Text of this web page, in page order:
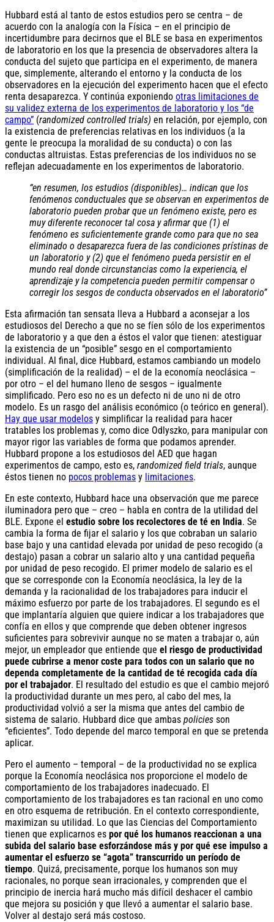
Hubbard está al tanto de estos estudios pero se centra – de
acuerdo con la analogía con la Física – en el principio de
incertidumbre para decirnos que el BLE se basa en experimentos
de laboratorio en los que la presencia de observadores altera la
conducta del sujeto que participa en el experimento, de manera
que, simplemente, alterando el entorno y la conducta de los
observadores en la ejecución del experimento hacen que el efecto
renta desaparezca. Y continúa exponiendo otras limitaciones de
su validez externa de los experimentos de laboratorio y los “de
campo” (randomized controlled trials) en relación, por ejemplo, con
la existencia de preferencias relativas en los individuos (a la
gente le preocupa la moralidad de su conducta) o con las
conductas altruistas. Estas preferencias de los individuos no se
reflejan adecuadamente en los experimentos de laboratorio.
“en resumen, los estudios (disponibles)… indican que los
fenómenos conductuales que se observan en experimentos de
laboratorio pueden probar que un fenómeno existe, pero es
muy diferente reconocer tal cosa y afirmar que (1) el
fenómeno es suficientemente grande como para que no sea
eliminado o desaparezca fuera de las condiciones prístinas de
un laboratorio y (2) que el fenómeno pueda persistir en el
mundo real donde circunstancias como la experiencia, el
aprendizaje y la competencia pueden permitir compensar o
corregir los sesgos de conducta observados en el laboratorio”
Esta afirmación tan sensata lleva a Hubbard a aconsejar a los
estudiosos del Derecho a que no se fíen sólo de los experimentos
de laboratorio y a que den a éstos el valor que tienen: atestiguar
la existencia de un “posible” sesgo en el comportamiento
individual. Al final, dice Hubbard, estamos cambiando un modelo
(simplificación de la realidad) – el de la economía neoclásica –
por otro – el del humano lleno de sesgos – igualmente
simplificado. Pero eso no es un defecto ni de uno ni de otro
modelo. Es un rasgo del análisis económico (o teórico en general).
Hay que usar modelos y simplificar la realidad para hacer
tratables los problemas y, como dice Odlyszko, para manipular con
mayor rigor las variables de forma que podamos aprender.
Hubbard propone a los estudiosos del AED que hagan
experimentos de campo, esto es, randomized field trials, aunque
éstos tienen no pocos problemas y limitaciones.
En este contexto, Hubbard hace una observación que me parece
iluminadora pero que – creo – habla en contra de la utilidad del
BLE. Expone el estudio sobre los recolectores de té en India. Se
cambia la forma de fijar el salario y los que cobraban un salario
base bajo y una cantidad elevada por unidad de peso recogido (a
destajo) pasan a cobrar un salario alto y una cantidad pequeña
por unidad de peso recogido. El primer modelo de salario es el
que se corresponde con la Economía neoclásica, la ley de la
demanda y la racionalidad de los trabajadores para inducir el
máximo esfuerzo por parte de los trabajadores. El segundo es el
que implantaría alguien que quiere indicar a los trabajadores que
confía en ellos y que comprende que deben obtener ingresos
suficientes para sobrevivir aunque no se maten a trabajar o, aún
mejor, un empleador que entiende que el riesgo de productividad
puede cubrirse a menor coste para todos con un salario que no
dependa completamente de la cantidad de té recogida cada día
por el trabajador. El resultado del estudio es que el cambio mejoró
la productividad durante un mes pero, al cabo del mes, la
productividad volvió a ser la misma que antes del cambio de
sistema de salario. Hubbard dice que ambas policies son
“eficientes”. Todo depende del marco temporal en que se pretenda
aplicar.
Pero el aumento – temporal – de la productividad no se explica
porque la Economía neoclásica nos proporcione el modelo de
comportamiento de los trabajadores inadecuado. El
comportamiento de los trabajadores es tan racional en uno como
en otro esquema de retribución. En el contexto correspondiente,
maximizan su utilidad. Lo que las Ciencias del Comportamiento
tienen que explicarnos es por qué los humanos reaccionan a una
subida del salario base esforzándose más y por qué ese impulso a
aumentar el esfuerzo se “agota” transcurrido un período de
tiempo. Quizá, precisamente, porque los humanos son muy
racionales, no porque sean irracionales, y comprenden que el
principio de inercia hará mucho más difícil deshacer el cambio
que mejora su posición y que llevó a aumentar el salario base.
Volver al destajo será más costoso.